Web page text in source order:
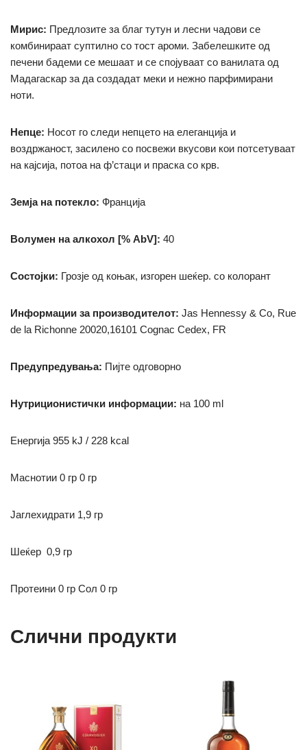
Мирис: Предлозите за благ тутун и лесни чадови се
комбинираат суптилно со тост ароми. Забелешките од
печени бадеми се мешаат и се спојуваат со ванилата од
Мадагаскар за да создадат меки и нежно парфимирани
ноти.
Непце: Носот го следи непцето на елеганција и
воздржаност, засилено со посвежи вкусови кои потсетуваат
на кајсија, потоа на ф’стаци и праска со крв.
Земја на потекло: Франција
Волумен на алкохол [% AbV]: 40
Состојки: Грозје од коњак, изгорен шеќер. со колорант
Информации за производителот: Jas Hennessy & Co, Rue
de la Richonne 20020,16101 Cognac Cedex, FR
Предупредувања: Пијте одговорно
Нутриционистички информации: на 100 ml
Енергија 955 kJ / 228 kcal
Маснотии 0 гр 0 гр
Јаглехидрати 1,9 гр
Шеќер 0,9 гр
Протеини 0 гр Сол 0 гр
Слични продукти